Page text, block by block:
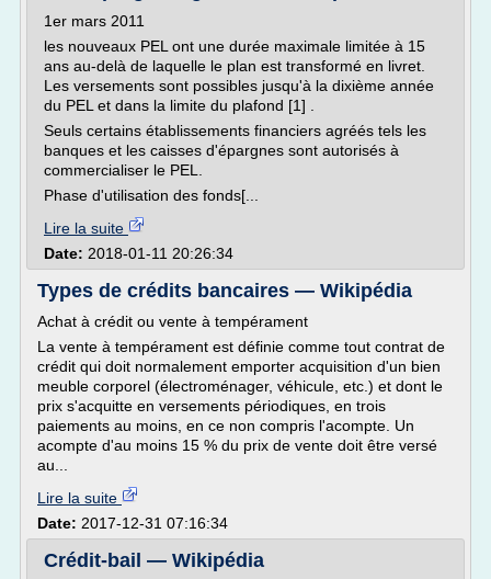
1er mars 2011
les nouveaux PEL ont une durée maximale limitée à 15
ans au-delà de laquelle le plan est transformé en livret.
Les versements sont possibles jusqu'à la dixième année
du PEL et dans la limite du plafond [1] .
Seuls certains établissements financiers agréés tels les
banques et les caisses d'épargnes sont autorisés à
commercialiser le PEL.
Phase d'utilisation des fonds[...
Lire la suite
Date: 2018-01-11 20:26:34
Types de crédits bancaires — Wikipédia
Achat à crédit ou vente à tempérament
La vente à tempérament est définie comme tout contrat de
crédit qui doit normalement emporter acquisition d'un bien
meuble corporel (électroménager, véhicule, etc.) et dont le
prix s'acquitte en versements périodiques, en trois
paiements au moins, en ce non compris l'acompte. Un
acompte d'au moins 15 % du prix de vente doit être versé
au...
Lire la suite
Date: 2017-12-31 07:16:34
Crédit-bail — Wikipédia